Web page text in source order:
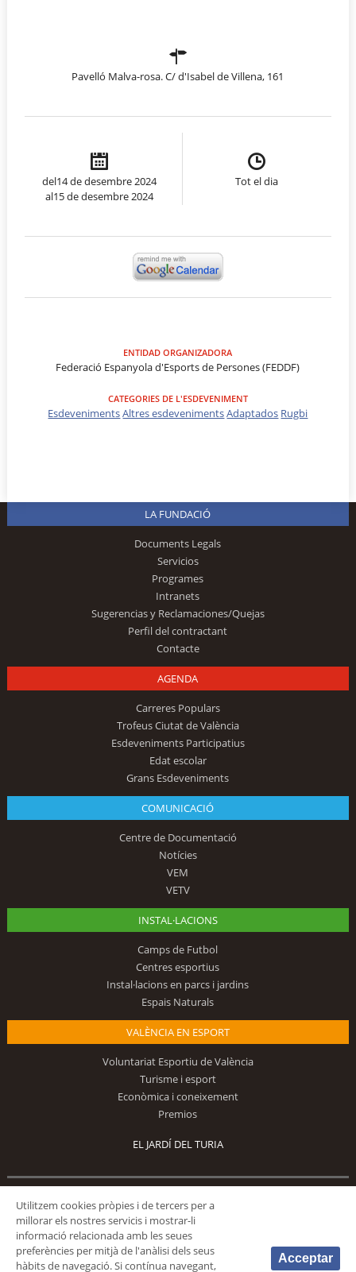
Pavelló Malva-rosa. C/ d'Isabel de Villena, 161
del14 de desembre 2024
al15 de desembre 2024
Tot el dia
ENTIDAD ORGANIZADORA
Federació Espanyola d'Esports de Persones (FEDDF)
CATEGORIES DE L'ESDEVENIMENT
EsdevenimentsAltres esdevenimentsAdaptados Rugbi
LA FUNDACIÓ
Documents Legals
Servicios
Programes
Intranets
Sugerencias y Reclamaciones/Quejas
Perfil del contractant
Contacte
AGENDA
Carreres Populars
Trofeus Ciutat de València
Esdeveniments Participatius
Edat escolar
Grans Esdeveniments
COMUNICACIÓ
Centre de Documentació
Notícies
VEM
VETV
INSTAL·LACIONS
Camps de Futbol
Centres esportius
Instal·lacions en parcs i jardins
Espais Naturals
VALÈNCIA EN ESPORT
Voluntariat Esportiu de València
Turisme i esport
Econòmica i coneixement
Premios
EL JARDÍ DEL TURIA
Utilitzem cookies pròpies i de tercers per a
millorar els nostres servicis i mostrar-li
informació relacionada amb les seues
preferències per mitjà de l'anàlisi dels seus
hàbits de navegació. Si contínua navegant,
Acceptar